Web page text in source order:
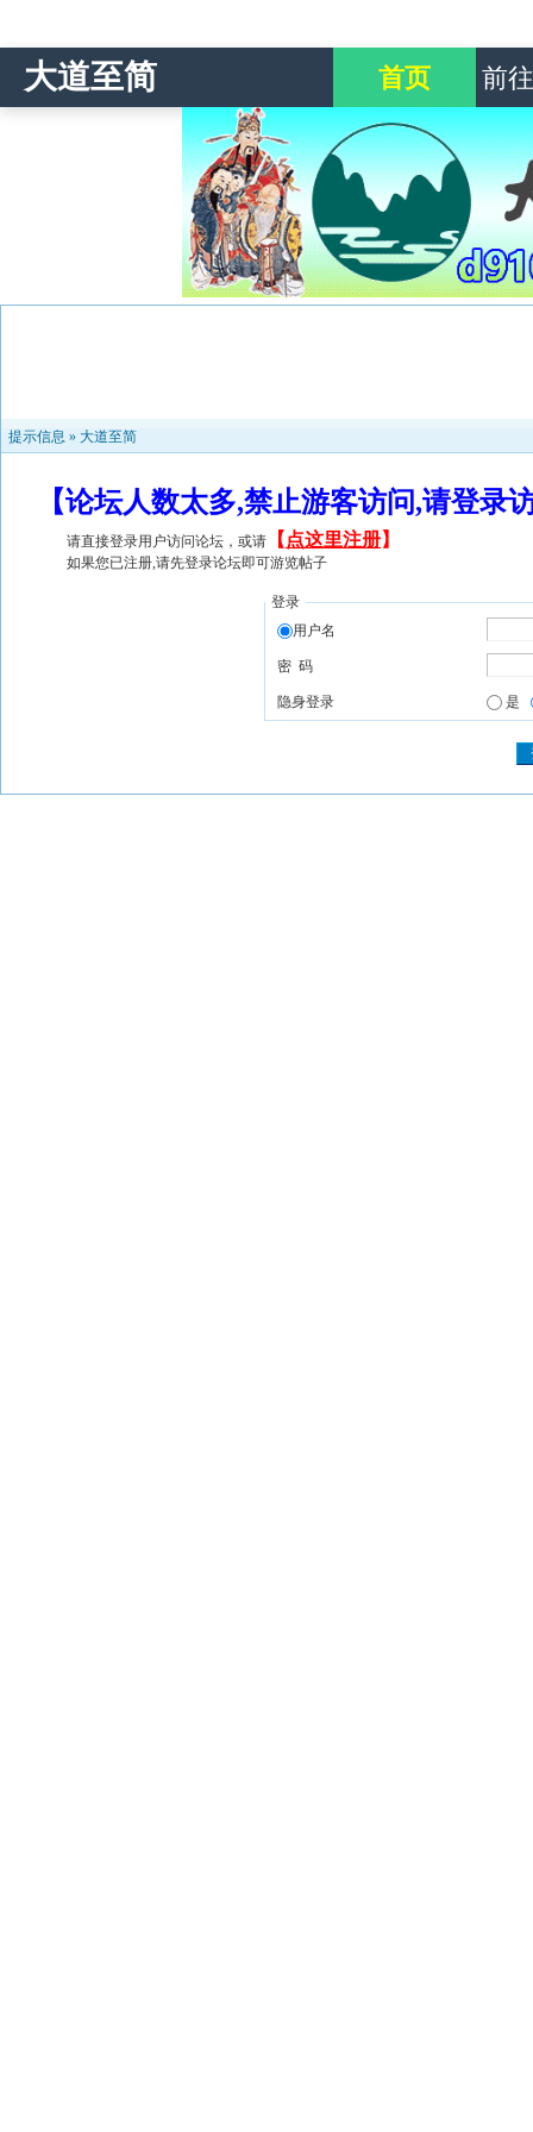
大道至简 首页 前
提示信息 » 大道至简
【论坛人数太多,禁止游客访问,请登
请直接登录用户访问论坛，或请 【 点这里注册】
如果您已注册,请先登录论坛即可游览帖子
登录
用户名
密 码
隐身登录 是